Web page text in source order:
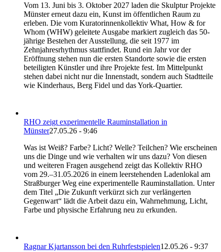
Vom 13. Juni bis 3. Oktober 2027 laden die Skulptur Projekte
Münster erneut dazu ein, Kunst im öffentlichen Raum zu
erleben. Die vom Kuratorinnenkollektiv What, How & for
Whom (WHW) geleitete Ausgabe markiert zugleich das 50-
jährige Bestehen der Ausstellung, die seit 1977 im
Zehnjahresrhythmus stattfindet. Rund ein Jahr vor der
Eröffnung stehen nun die ersten Standorte sowie die ersten
beteiligten Künstler und ihre Projekte fest. Im Mittelpunkt
stehen dabei nicht nur die Innenstadt, sondern auch Stadtteile
wie Kinderhaus, Berg Fidel und das York-Quartier.
RHO zeigt experimentelle Rauminstallation in
Münster27.05.26 - 9:46
Was ist Weiß? Farbe? Licht? Welle? Teilchen? Wie erscheinen
uns die Dinge und wie verhalten wir uns dazu? Von diesen
und weiteren Fragen ausgehend zeigt das Kollektiv RHO
vom 29.–31.05.2026 in einem leerstehenden Ladenlokal am
Straßburger Weg eine experimentelle Rauminstallation. Unter
dem Titel „Die Zukunft verkürzt sich zur verlängerten
Gegenwart“ lädt die Arbeit dazu ein, Wahrnehmung, Licht,
Farbe und physische Erfahrung neu zu erkunden.
Ragnar Kjartansson bei den Ruhrfestspielen12.05.26 - 9:37